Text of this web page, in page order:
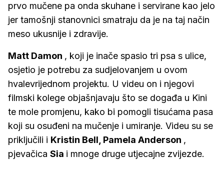
prvo mučene pa onda skuhane i servirane kao jelo
jer tamošnji stanovnici smatraju da je na taj način
meso ukusnije i zdravije.
Matt Damon , koji je inače spasio tri psa s ulice,
osjetio je potrebu za sudjelovanjem u ovom
hvalevrijednom projektu. U videu on i njegovi
filmski kolege objašnjavaju što se događa u Kini
te mole promjenu, kako bi pomogli tisućama pasa
koji su osuđeni na mučenje i umiranje. Videu su se
priključili i Kristin Bell, Pamela Anderson ,
pjevačica Sia i mnoge druge utjecajne zvijezde.